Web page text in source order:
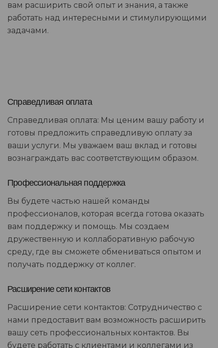
вам расширить свой опыт и знания, а также
работать над интересными и стимулирующими
задачами.
Справедливая оплата
Справедливая оплата: Мы ценим вашу работу и
готовы предложить справедливую оплату за
ваши услуги. Мы уважаем ваш вклад и готовы
вознаграждать вас соответствующим образом.
Профессиональная поддержка
Вы будете частью нашей команды
профессионалов, которая всегда готова оказать
вам поддержку и помощь. Мы создаем
дружественную и коллаборативную рабочую
среду, где вы сможете обмениваться опытом и
получать поддержку от коллег.
Расширение сети контактов
Расширение сети контактов: Сотрудничество с
нами предоставит вам возможность расширить
вашу сеть профессиональных контактов. Вы
будете работать с клиентами и коллегами из